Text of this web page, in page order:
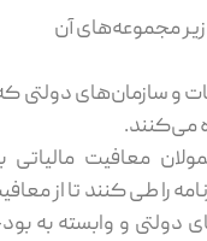
مجموعه‌های آن
و سازمان‌های دولتی
می‌کنند.
معافیت مالیاتی
را طی کنند تا از
دولتی و وابسته به